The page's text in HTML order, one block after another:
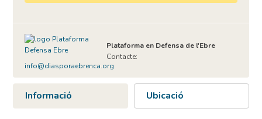
Plataforma en Defensa de l'Ebre
Contacte:
info@diasporaebrenca.org
Informació Ubicació